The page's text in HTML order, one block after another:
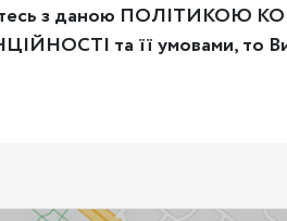
з даною ПОЛІТИКОЮ
та її умовами, то Ви